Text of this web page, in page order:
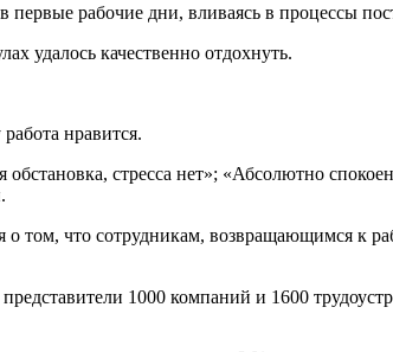
рабочие дни, вливаясь в процессы
удалось качественно отдохнуть.
нравится.
стресса нет»; «Абсолютно
что сотрудникам, возвращающимся к
1000 компаний и 1600